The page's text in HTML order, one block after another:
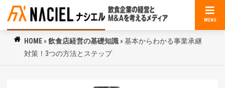
MENU
HOME »飲食店経営の基礎知識 »基本からわかる事業承継
対策！3つの方法とステップ